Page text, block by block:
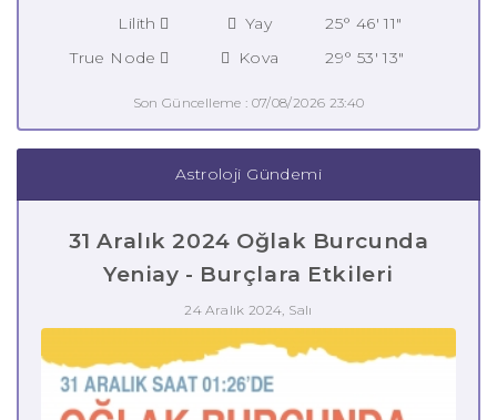
Lilith
Yay
25° 46' 11"
True Node
Kova 29° 53' 13"
Son Güncelleme : 07/08/2026 23:40
Astroloji Gündemi
31 Aralık 2024 Oğlak Burcunda
Yeniay - Burçlara Etkileri
24 Aralık 2024, Salı